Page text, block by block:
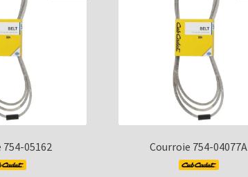
05162 Courroie 754-04077A